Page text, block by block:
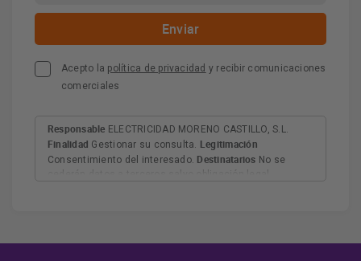
Acepto la política de privacidad y recibir comunicaciones
comerciales
Responsable ELECTRICIDAD MORENO CASTILLO, S.L.
Finalidad Gestionar su consulta. Legitimación
Consentimiento del interesado. Destinatarios No se